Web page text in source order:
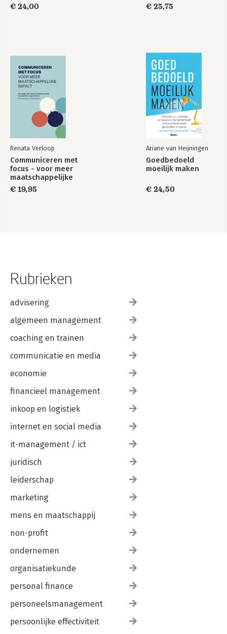
€ 24,00 € 25,75
Renata Verloop
Communiceren met
focus - voor meer
maatschappelijke
impact
€ 19,95
Ariane van Heijningen
Goedbedoeld
moeilijk maken
€ 24,50
Rubrieken
advisering
algemeen management
coaching en trainen
communicatie en media
economie
financieel management
inkoop en logistiek
internet en social media
it-management / ict
juridisch
leiderschap
marketing
mens en maatschappij
non-profit
ondernemen
organisatiekunde
personal finance
personeelsmanagement
persoonlijke effectiviteit